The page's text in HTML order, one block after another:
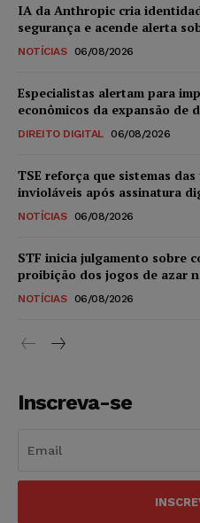
IA da Anthropic cria
segurança e acende alerta
NOTÍCIAS 06/08/2026
Especialistas alertam para
econômicos da expansão de
DIREITO DIGITAL 06/08/2026
TSE reforça que sistemas
invioláveis após assinatura
NOTÍCIAS 06/08/2026
STF inicia julgamento sobre
proibição dos jogos de azar
NOTÍCIAS 06/08/2026
Inscreva-se